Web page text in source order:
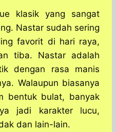
klasik yang sangat
Nastar sudah sering
favorit di hari raya,
tiba. Nastar adalah
dengan rasa manis
Walaupun biasanya
bentuk bulat, banyak
jadi karakter lucu,
dan lain-lain.